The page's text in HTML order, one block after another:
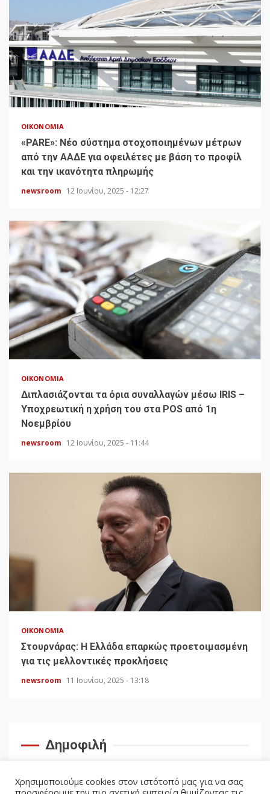
ΟΙΚΟΝΟΜΊΑ
«PARE»: Νέο σύστημα στοχοποιημένων μέτρων
από την ΑΑΔΕ για οφειλέτες με βάση το προφίλ
και την ικανότητα πληρωμής
newsroom 12 Ιουνίου, 2025 - 12:27
ΟΙΚΟΝΟΜΊΑ
Διπλασιάζονται τα όρια συναλλαγών μέσω IRIS –
Υποχρεωτική η χρήση του στα POS από 1η
Νοεμβρίου
newsroom 12 Ιουνίου, 2025 - 11:44
ΟΙΚΟΝΟΜΊΑ
Στουρνάρας: Η Ελλάδα επαρκώς προετοιμασμένη
για τις μελλοντικές προκλήσεις
newsroom 11 Ιουνίου, 2025 - 13:18
Δημοφιλή
Χρησιμοποιούμε cookies στον ιστότοπό μας για να σας